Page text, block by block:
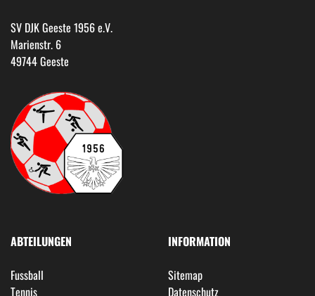
SV DJK Geeste 1956 e.V.
Marienstr. 6
49744 Geeste
ABTEILUNGEN
Fussball
Tennis
INFORMATION
Sitemap
Datenschutz